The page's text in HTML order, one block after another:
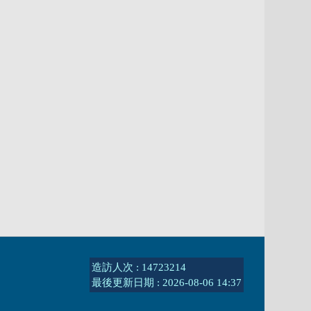
造訪人次 : 14723214
最後更新日期 : 2026-08-06 14:37